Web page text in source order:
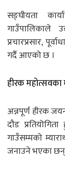
सङ्घीयता
गाउँपालिकाले
प्रचारप्रसार,
गर्दै आएको छ ।
हीरक
अन्नपूर्ण हीरक
दौड
गाउँसम्मको
जनाउने भएका